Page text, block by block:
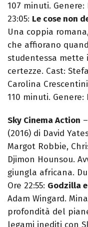
107 minuti. Genere:
23:05: Le cose non
Una coppia
che affiorano
studentessa mette
certezze. Cast:
Carolina
110 minuti. Genere:
Sky Cinema Action
(2016) di David
Margot Robbie,
Djimon Hounsou.
giungla africana.
Ore 22:55: Godzilla
Adam Wingard.
profondità del
legami inediti con